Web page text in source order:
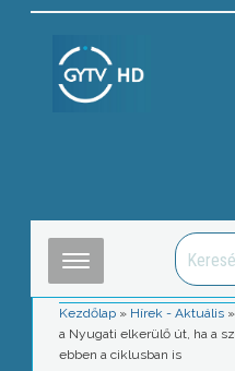
Kezdőlap » Hírek - Aktuális »
a Nyugati elkerülő út, ha a
ebben a ciklusban is